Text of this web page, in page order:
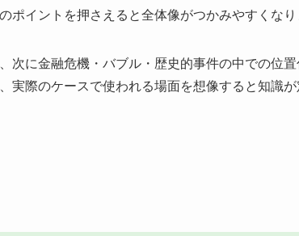
ポイントを押さえると全体像がつかみやすくなり
次に金融危機・バブル・歴史的事件の中での位
実際のケースで使われる場面を想像すると知識が